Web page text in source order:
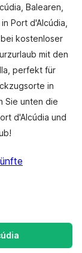
Balearen,
Port d'Alcúdia,
kostenloser
mit den
perfekt für
in
Sie unten die
d'Alcúdia und